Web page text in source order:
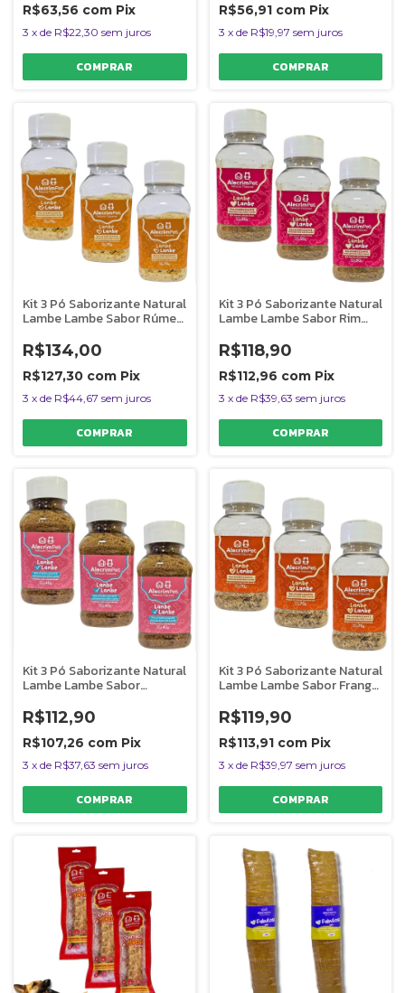
R$63,56 com Pix
3 x de R$22,30 sem juros
R$56,91 com Pix
3 x de R$19,97 sem juros
Kit 3 Pó Saborizante Natural
Lambe Lambe Sabor Rúmen
R$134,00
R$127,30 com Pix
3 x de R$44,67 sem juros
Kit 3 Pó Saborizante Natural
Lambe Lambe Sabor Rim
R$118,90
R$112,96 com Pix
3 x de R$39,63 sem juros
Kit 3 Pó Saborizante Natural
Lambe Lambe Sabor
R$112,90
R$107,26 com Pix
3 x de R$37,63 sem juros
Kit 3 Pó Saborizante Natural
Lambe Lambe Sabor Frango
R$119,90
R$113,91 com Pix
3 x de R$39,97 sem juros